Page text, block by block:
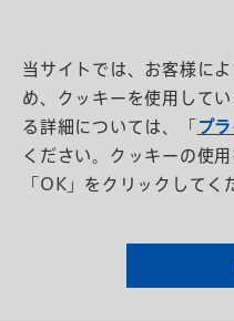
当サイトでは、お客様に
め、クッキーを使用して
る詳細については、「 プ
ください。クッキーの使
「OK」をクリックしてく